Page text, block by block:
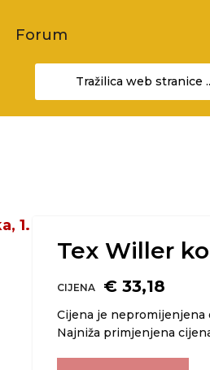
Forum
Tex Willer
CIJENA € 33,18
Cijena je nepromijenjena
Najniža primjenjena